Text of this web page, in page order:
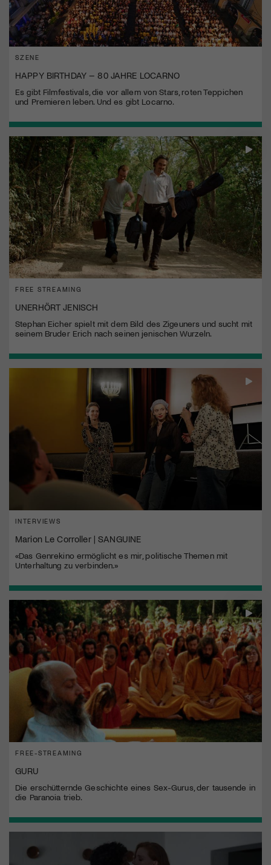
SZENE
HAPPY BIRTHDAY – 80 JAHRE LOCARNO
Es gibt Filmfestivals, die vor allem von Stars, roten Teppichen
und Premieren leben. Und es gibt Locarno.
FREE STREAMING
UNERHÖRT JENISCH
Stephan Eicher spielt mit dem Bild des Zigeuners und sucht mit
seinem Bruder Erich nach seinen jenischen Wurzeln.
INTERVIEWS
Marion Le Corroller | SANGUINE
«Das Genrekino ermöglicht es mir, politische Themen mit
Unterhaltung zu verbinden.»
FREE-STREAMING
GURU
Die erschütternde Geschichte eines Sex-Gurus, der tausende in
die Paranoia trieb.